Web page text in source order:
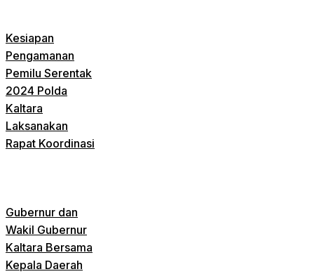
Kesiapan
Pengamanan
Pemilu Serentak
2024 Polda
Kaltara
Laksanakan
Rapat Koordinasi
Gubernur dan
Wakil Gubernur
Kaltara Bersama
Kepala Daerah